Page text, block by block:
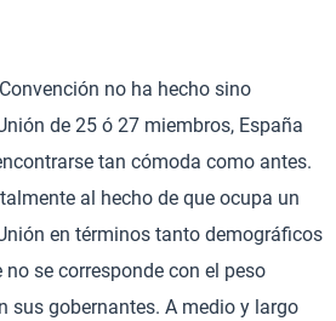
no ha hecho sino
de 25 ó 27 miembros, España
tan cómoda como antes.
al hecho de que ocupa un
en términos tanto demográficos
se corresponde con el peso
sus gobernantes. A medio y largo